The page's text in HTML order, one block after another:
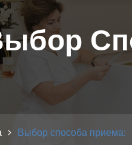
Выбор способа приема: